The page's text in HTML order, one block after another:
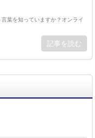
葉を知っていますか？オンライ
記事を読む